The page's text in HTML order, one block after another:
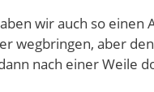
wir auch so
wegbringen, aber
nach einer Weile